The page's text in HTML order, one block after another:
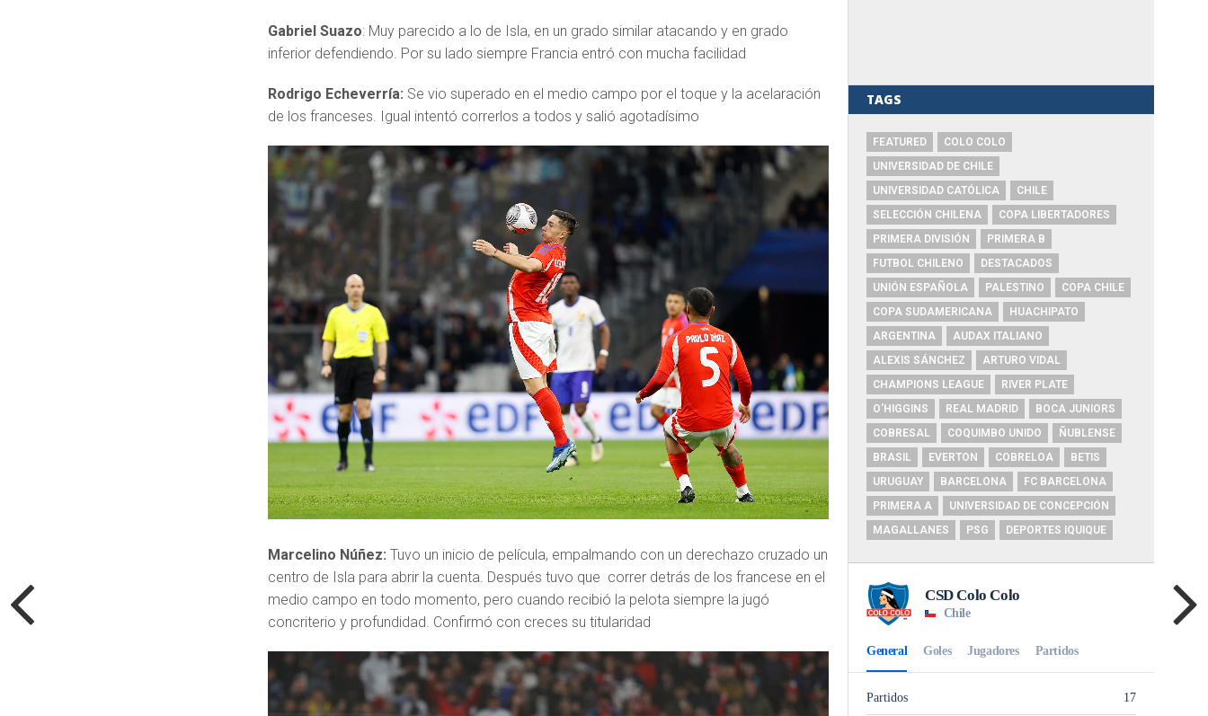
Gabriel Suazo: Muy parecido a lo de Isla, en un grado similar atacando y en grado
inferior defendiendo. Por su lado siempre Francia entró con mucha facilidad
Rodrigo Echeverría: Se vio superado en el medio campo por el toque y la acelaración
de los franceses. Igual intentó correrlos a todos y salió agotadísimo
Marcelino Núñez:Tuvo un inicio de película, empalmando con un derechazo cruzado un
centro de Isla para abrir la cuenta. Después tuvo que correr detrás de los francese en el
medio campo en todo momento, pero cuando recibió la pelota siempre la jugó
concriterio y profundidad. Confirmó con creces su titularidad
TAGS
FEATURED
COLO COLO
UNIVERSIDAD DE CHILE
UNIVERSIDAD CATÓLICA
CHILE
SELECCIÓN CHILENA
COPA LIBERTADORES
PRIMERA DIVISIÓN
PRIMERA B
FUTBOL CHILENO
DESTACADOS
UNIÓN ESPAÑOLA
PALESTINO
COPA CHILE
COPA SUDAMERICANA
HUACHIPATO
ARGENTINA
AUDAX ITALIANO
ALEXIS SÁNCHEZ
ARTURO VIDAL
CHAMPIONS LEAGUE
RIVER PLATE
O'HIGGINS
REAL MADRID
BOCA JUNIORS
COBRESAL
COQUIMBO UNIDO
ÑUBLENSE
BRASIL
EVERTON COBRELOA
BETIS
URUGUAY
BARCELONA
FC BARCELONA
PRIMERA A
UNIVERSIDAD DE CONCEPCIÓN
MAGALLANES
PSG DEPORTES IQUIQUE